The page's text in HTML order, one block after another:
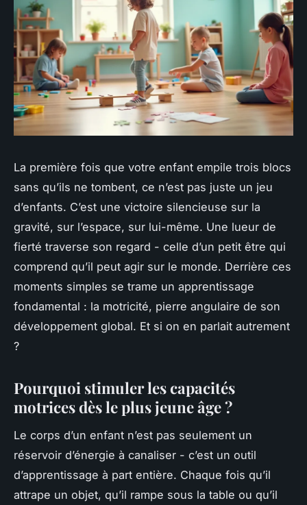
La première fois que votre enfant empile trois blocs
sans qu’ils ne tombent, ce n’est pas juste un jeu
d’enfants. C’est une victoire silencieuse sur la
gravité, sur l’espace, sur lui-même. Une lueur de
fierté traverse son regard - celle d’un petit être qui
comprend qu’il peut agir sur le monde. Derrière ces
moments simples se trame un apprentissage
fondamental : la motricité, pierre angulaire de son
développement global. Et si on en parlait autrement
?
Pourquoi stimuler les capacités
motrices dès le plus jeune âge ?
Le corps d’un enfant n’est pas seulement un
réservoir d’énergie à canaliser - c’est un outil
d’apprentissage à part entière. Chaque fois qu’il
attrape un objet, qu’il rampe sous la table ou qu’il